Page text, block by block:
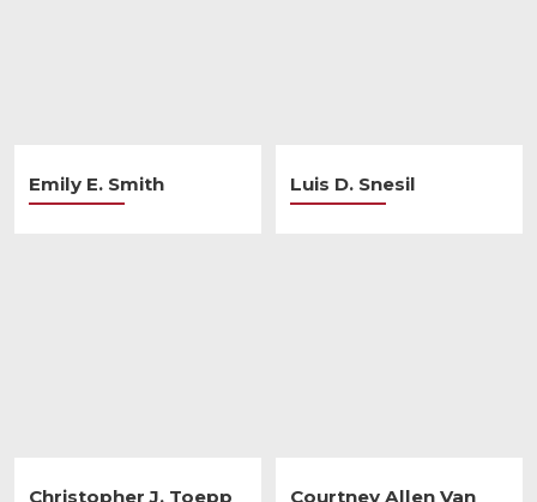
Emily E. Smith Luis D. Snesil
Christopher J. Toepp
Courtney Allen Van